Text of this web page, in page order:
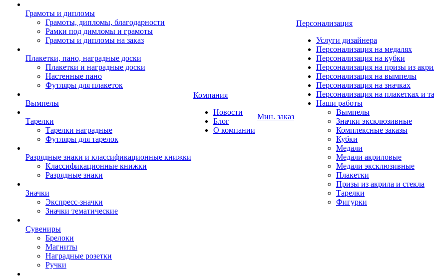
Грамоты и дипломы
Грамоты, дипломы, благодарности
Рамки под димломы и грамоты
Грамоты и дипломы на заказ
Плакетки, пано, наградные доски
Плакетки и наградные доски
Настенные пано
Футляры для плакеток
Вымпелы
Тарелки
Тарелки наградные
Футляры для тарелок
Разрядные знаки и классификационные книжки
Классификационные книжки
Разрядные знаки
Значки
Экспресс-значки
Значки тематические
Сувениры
Брелоки
Магниты
Наградные розетки
Ручки
Компания
Новости
Блог
О компании
Мин. заказ
Персонализация
Услуги дизайнера
Персонализация на медалях
Персонализация на кубки
Персонализация на призы из
Персонализация на вымпелы
Персонализация на значках
Персонализация на плакетках и
Наши работы
Вымпелы
Значки эксклюзивные
Комплексные заказы
Кубки
Медали
Медали акриловые
Медали эксклюзивные
Плакетки
Призы из акрила и стекла
Тарелки
Фигурки